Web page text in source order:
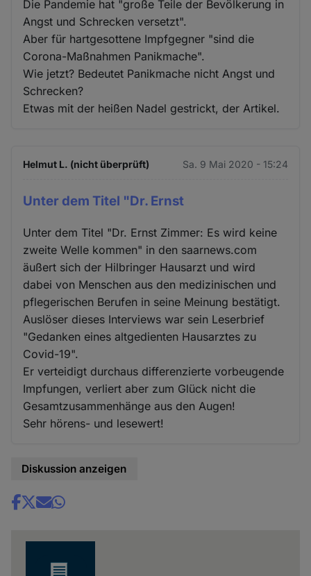
Die Pandemie hat "große Teile der Bevölkerung in
Angst und Schrecken versetzt".
Aber für hartgesottene Impfgegner "sind die
Corona-Maßnahmen Panikmache".
Wie jetzt? Bedeutet Panikmache nicht Angst und
Schrecken?
Etwas mit der heißen Nadel gestrickt, der Artikel.
Helmut L. (nicht überprüft) Sa. 9 Mai 2020 - 15:24
Unter dem Titel "Dr. Ernst
Unter dem Titel "Dr. Ernst Zimmer: Es wird keine
zweite Welle kommen" in den saarnews.com
äußert sich der Hilbringer Hausarzt und wird
dabei von Menschen aus den medizinischen und
pflegerischen Berufen in seine Meinung bestätigt.
Auslöser dieses Interviews war sein Leserbrief
"Gedanken eines altgedienten Hausarztes zu
Covid-19".
Er verteidigt durchaus differenzierte vorbeugende
Impfungen, verliert aber zum Glück nicht die
Gesamtzusammenhänge aus den Augen!
Sehr hörens- und lesewert!
Diskussion anzeigen
Share